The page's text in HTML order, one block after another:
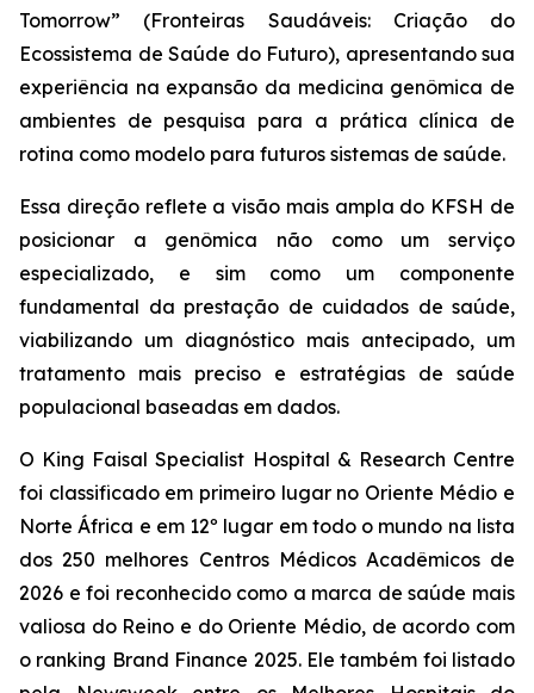
Tomorrow” (Fronteiras Saudáveis: Criação do
Ecossistema de Saúde do Futuro), apresentando sua
experiência na expansão da medicina genômica de
ambientes de pesquisa para a prática clínica de
rotina como modelo para futuros sistemas de saúde.
Essa direção reflete a visão mais ampla do KFSH de
posicionar a genômica não como um serviço
especializado, e sim como um componente
fundamental da prestação de cuidados de saúde,
viabilizando um diagnóstico mais antecipado, um
tratamento mais preciso e estratégias de saúde
populacional baseadas em dados.
O King Faisal Specialist Hospital & Research Centre
foi classificado em primeiro lugar no Oriente Médio e
Norte África e em 12º lugar em todo o mundo na lista
dos 250 melhores Centros Médicos Acadêmicos de
2026 e foi reconhecido como a marca de saúde mais
valiosa do Reino e do Oriente Médio, de acordo com
o ranking Brand Finance 2025. Ele também foi listado